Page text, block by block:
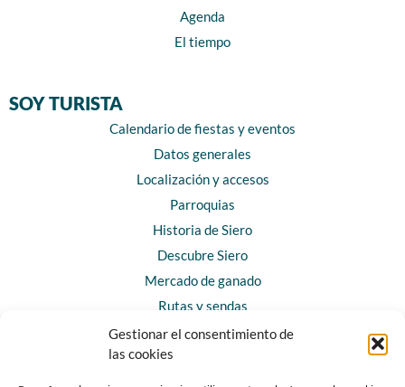
Gestionar el consentimiento de
las cookies
Agenda
El tiempo
SOY TURISTA
Calendario de fiestas y eventos
Datos generales
Localización y accesos
Parroquias
Historia de Siero
Descubre Siero
Mercado de ganado
Rutas y sendas
Horarios y contacto